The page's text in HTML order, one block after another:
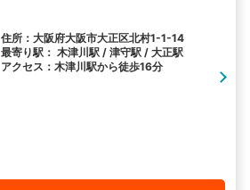
住所：大阪府大阪市大正区北村1-1-14
最寄り駅： 木津川駅 / 津守駅 / 大正駅
アクセス：木津川駅から徒歩16分